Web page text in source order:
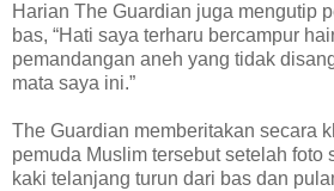
Harian The Guardian juga mengutip
bas, “Hati saya terharu bercampur
pemandangan aneh yang tidak
mata saya ini.”
The Guardian memberitakan secara
pemuda Muslim tersebut setelah foto
kaki telanjang turun dari bas dan